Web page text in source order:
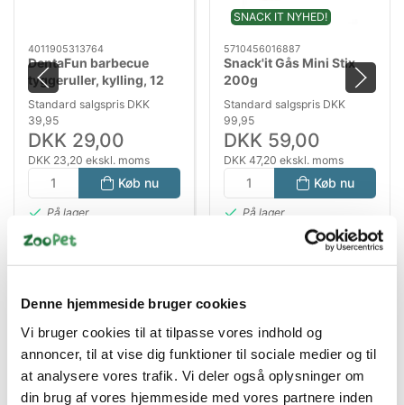
Denne hjemmeside bruger cookies
Vi bruger cookies til at tilpasse vores indhold og
annoncer, til at vise dig funktioner til sociale medier og til
at analysere vores trafik. Vi deler også oplysninger om
din brug af vores hjemmeside med vores partnere inden
4011905313764
DentaFun barbecue
tyggeruller, kylling, 12
cm, 10 stk/80g
Standard salgspris DKK
39,95
DKK 29,00
DKK 23,20 ekskl. moms
Køb nu
På lager
SNACK IT NYHED!
5710456016887
Snack'it Gås Mini Stix
200g
Standard salgspris DKK
99,95
DKK 59,00
DKK 47,20 ekskl. moms
Køb nu
På lager